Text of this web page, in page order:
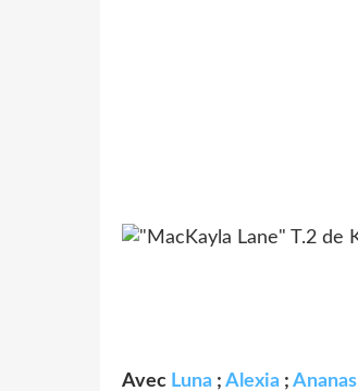
Avec Luna ; Alexia ; Ananas